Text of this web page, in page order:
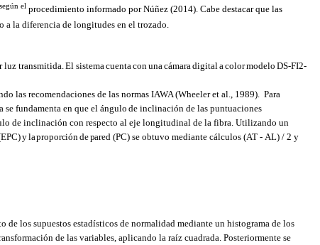
el procedimiento informado por Núñez (2014). Cabe destacar que las
a la diferencia de longitudes en el trozado.
transmitida. El sistema cuenta con una cámara digital a colormodelo DS-FI2-
las recomendaciones de las normas IAWA (Wheeler et al., 1989). Para
se fundamenta en que el ángulo de inclinación de las puntuaciones
de inclinación con respecto al eje longitudinal de la fibra. Utilizando un
ylaproporcióndepared (PC) se obtuvo mediante cálculos (AT - AL) / 2 y
de los supuestos estadísticos de normalidad mediante un histograma de los
de las variables, aplicando la raíz cuadrada. Posteriormente se